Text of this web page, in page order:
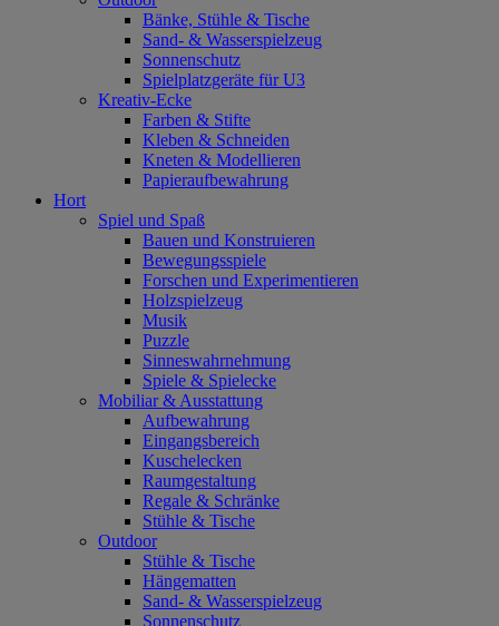
Bänke, Stühle & Tische
Sand- & Wasserspielzeug
Sonnenschutz
Spielplatzgeräte für U3
Kreativ-Ecke
Farben & Stifte
Kleben & Schneiden
Kneten & Modellieren
Papieraufbewahrung
Hort
Spiel und Spaß
Bauen und Konstruieren
Bewegungsspiele
Forschen und Experimentieren
Holzspielzeug
Musik
Puzzle
Sinneswahrnehmung
Spiele & Spielecke
Mobiliar & Ausstattung
Aufbewahrung
Eingangsbereich
Kuschelecken
Raumgestaltung
Regale & Schränke
Stühle & Tische
Outdoor
Stühle & Tische
Hängematten
Sand- & Wasserspielzeug
Sonnenschutz